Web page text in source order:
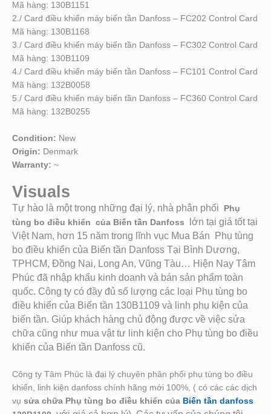
Mã hàng: 130B1151
2./ Card điều khiển máy biến tần Danfoss – FC202 Control Card
Mã hàng: 130B1168
3./ Card điều khiển máy biến tần Danfoss – FC302 Control Card
Mã hàng: 130B1109
4./ Card điều khiển máy biến tần Danfoss – FC101 Control Card
Mã hàng: 132B0058
5./ Card điều khiển máy biến tần Danfoss – FC360 Control Card
Mã hàng: 132B0255
Condition: New
Origin: Denmark
Warranty: ~
Visuals
Tự hào là một trong những đại lý, nhà phân phối Phụ
tùng bo điều khiển của Biến tần Danfoss
lớn tại giá tốt tại
Việt Nam, hơn 15 năm trong lĩnh vục Mua Bán Phụ tùng
bo điều khiển của Biến tần Danfoss Tại Bình Dương,
TPHCM, Đồng Nai, Long An, Vũng Tàu… Hiện Nay Tâm
Phúc đã nhập khẩu kinh doanh và bán sản phẩm toàn
quốc. Công ty có đầy đủ số lượng các loại Phụ tùng bo
điều khiển của Biến tần 130B1109 và linh phụ kiện của
biến tần. Giúp khách hàng chủ động được về việc sửa
chữa cũng như mua vật tư linh kiện cho Phụ tùng bo điều
khiển của Biến tần Danfoss cũ.
Công ty Tâm Phúc là đại lý chuyên phân phối phụ tùng bo điều
khiển, linh kiện danfoss chính hãng mới 100%, ( có các các dịch
vụ sửa chữa Phụ tùng bo điều khiển của Biến tần danfoss